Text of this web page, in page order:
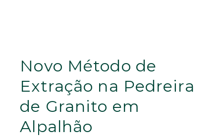
Novo Método de
Extração na Pedreira
de Granito em
Alpalhão